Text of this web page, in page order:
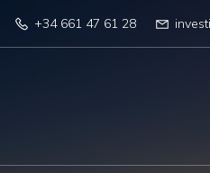
+34 661 47 61 28